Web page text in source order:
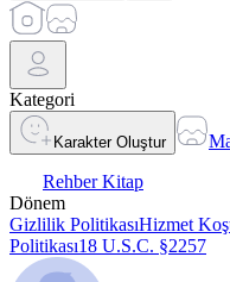
Kategori
Karakter Oluştur
Rehber Kitap
Dönem
Gizlilik PolitikasıHizmet
Politikası18 U.S.C. §2257